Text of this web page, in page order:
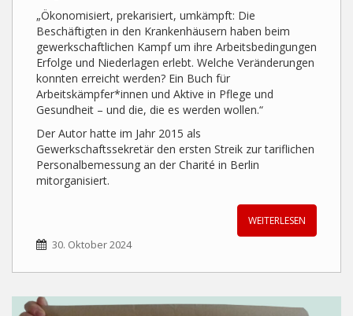
„Ökonomisiert, prekarisiert, umkämpft: Die
Beschäftigten in den Krankenhäusern haben beim
gewerkschaftlichen Kampf um ihre Arbeitsbedingungen
Erfolge und Niederlagen erlebt. Welche Veränderungen
konnten erreicht werden? Ein Buch für
Arbeitskämpfer*innen und Aktive in Pflege und
Gesundheit – und die, die es werden wollen.“
Der Autor hatte im Jahr 2015 als
Gewerkschaftssekretär den ersten Streik zur tariflichen
Personalbemessung an der Charité in Berlin
mitorganisiert.
WEITERLESEN
30. Oktober 2024